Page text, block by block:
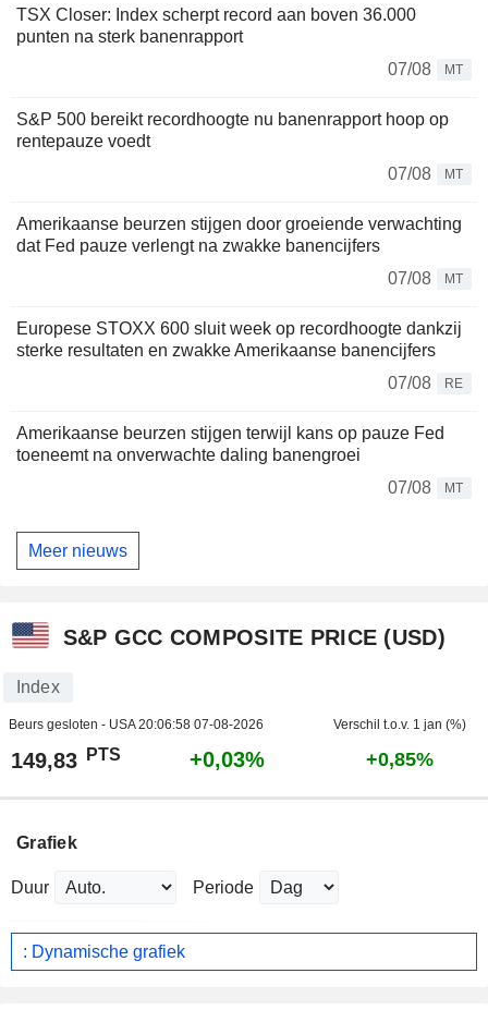
TSX Closer: Index scherpt record aan boven 36.000
punten na sterk banenrapport
07/08
MT
S&P 500 bereikt recordhoogte nu banenrapport hoop op
rentepauze voedt
07/08
MT
Amerikaanse beurzen stijgen door groeiende verwachting
dat Fed pauze verlengt na zwakke banencijfers
07/08
MT
Europese STOXX 600 sluit week op recordhoogte dankzij
sterke resultaten en zwakke Amerikaanse banencijfers
07/08
RE
Amerikaanse beurzen stijgen terwijl kans op pauze Fed
toeneemt na onverwachte daling banengroei
07/08
MT
Meer nieuws
S&P GCC COMPOSITE PRICE (USD)
Index
Beurs gesloten - USA20:06:58 07-08-2026 Verschil t.o.v. 1 jan (%)
149,83 PTS +0,03% +0,85%
Grafiek
Duur Periode
: Dynamische grafiek